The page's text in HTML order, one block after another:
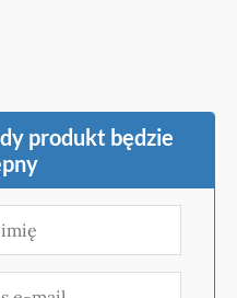
produkt będzie